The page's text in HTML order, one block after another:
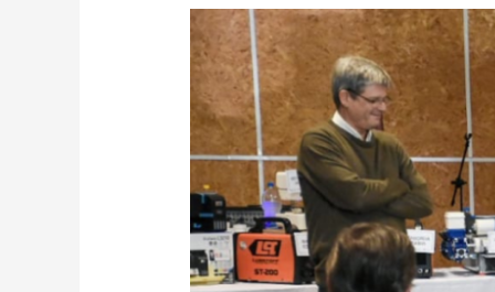
74
EMPRENDEDORES
DE
LA
ECONOMÍA
SOCIAL
RECIBIERON
HERRAMIENTAS